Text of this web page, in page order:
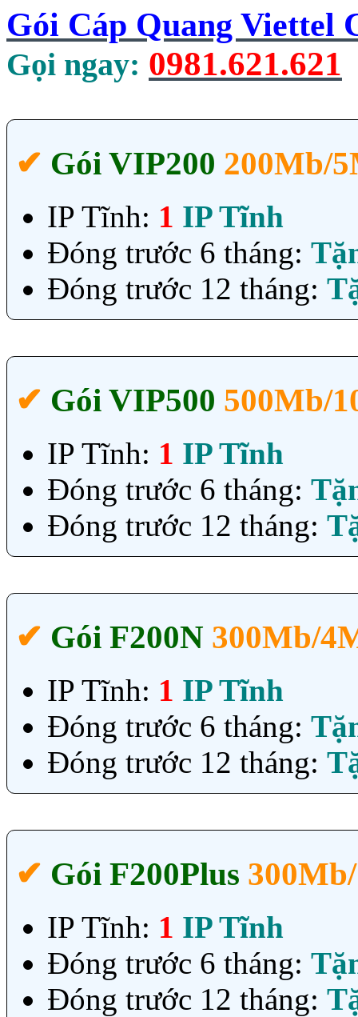
Gói Cáp Quang Viettel
Gọi ngay: 0981.621.621
✔‎ Gói VIP200 200Mb/
IP Tĩnh: 1 IP Tĩnh
Đóng trước 6 tháng:
Đóng trước 12 tháng:
✔‎ Gói VIP500 500Mb/
IP Tĩnh: 1 IP Tĩnh
Đóng trước 6 tháng:
Đóng trước 12 tháng:
✔‎ Gói F200N 300Mb/
IP Tĩnh: 1 IP Tĩnh
Đóng trước 6 tháng:
Đóng trước 12 tháng:
✔‎ Gói F200Plus
IP Tĩnh: 1 IP Tĩnh
Đóng trước 6 tháng:
Đóng trước 12 tháng: